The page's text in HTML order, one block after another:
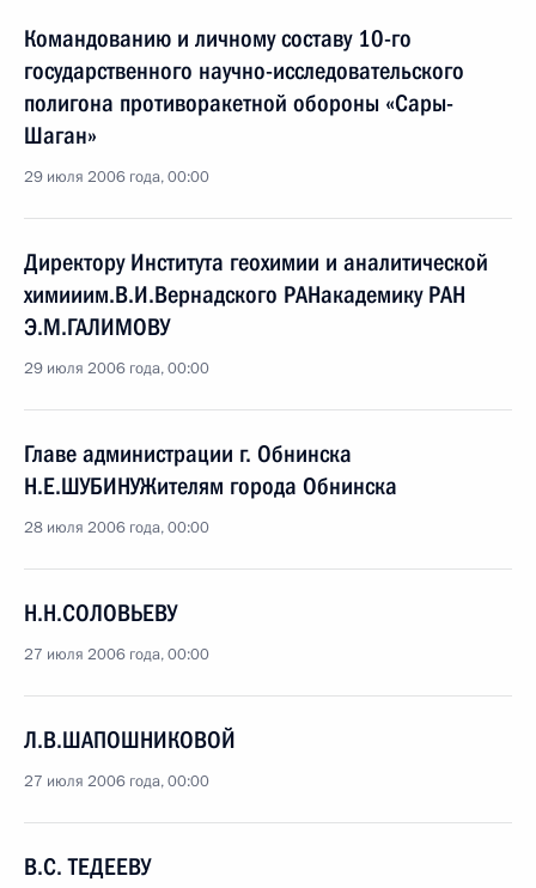
Командованию и личному составу 10-го
государственного научно-исследовательского
полигона противоракетной обороны «Сары-
Шаган»
29 июля 2006 года, 00:00
Директору Института геохимии и аналитической
химииим.В.И.Вернадского РАНакадемику РАН
Э.М.ГАЛИМОВУ
29 июля 2006 года, 00:00
Главе администрации г. Обнинска
Н.Е.ШУБИНУЖителям города Обнинска
28 июля 2006 года, 00:00
Н.Н.СОЛОВЬЕВУ
27 июля 2006 года, 00:00
Л.В.ШАПОШНИКОВОЙ
27 июля 2006 года, 00:00
В.С. ТЕДЕЕВУ